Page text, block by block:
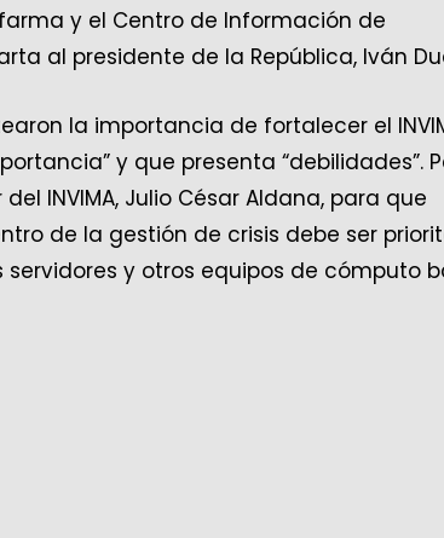
y el Centro de Información de
al presidente de la República, Iván
la importancia de fortalecer el
y que presenta “debilidades”.
INVIMA, Julio César Aldana, para que
de la gestión de crisis debe ser
y otros equipos de cómputo